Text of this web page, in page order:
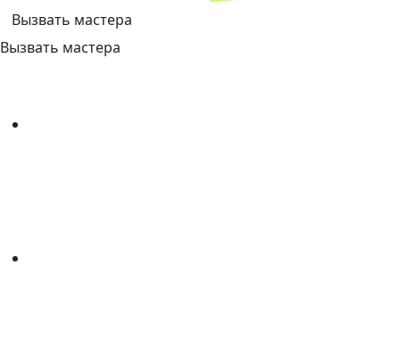
Вызвать мастера
Вызвать мастера